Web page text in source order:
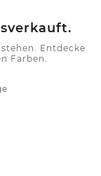
Entdecke
Farben.